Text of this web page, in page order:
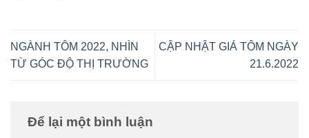
NGÀNH TÔM 2022, NHÌN
TỪ GÓC ĐỘ THỊ TRƯỜNG
CẬP NHẬT GIÁ TÔM NGÀY
21.6.2022
Để lại một bình luận